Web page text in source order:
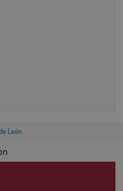
León